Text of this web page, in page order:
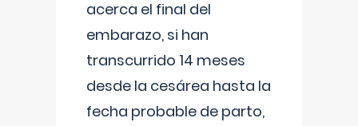
acerca el final del
embarazo, si han
transcurrido 14 meses
desde la cesárea hasta la
fecha probable de parto,